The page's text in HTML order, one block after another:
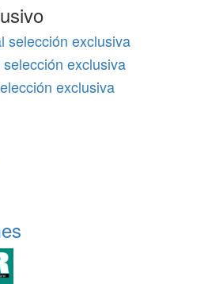
selección exclusiva
exclusiva
exclusiva